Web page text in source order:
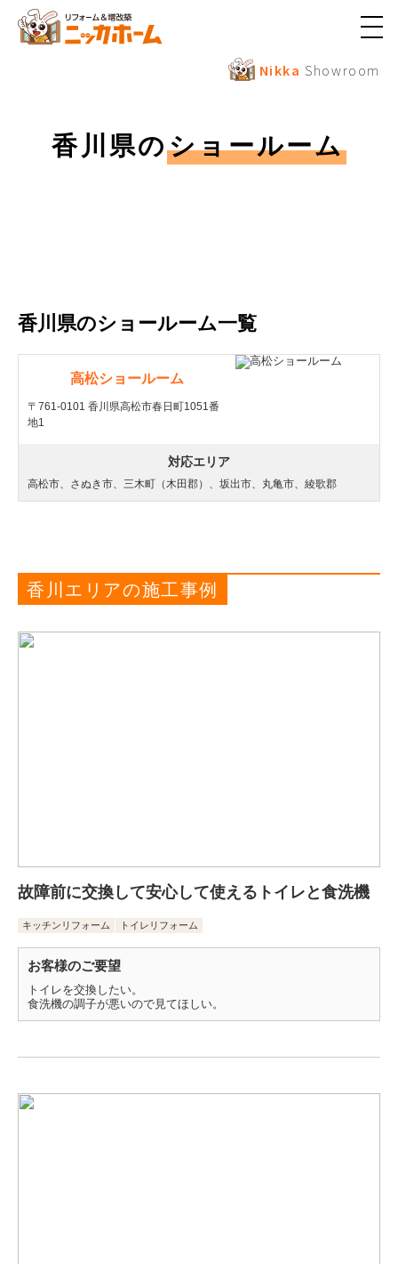
メ
ュ
Nikka Showroom
香川県のショールーム
香川県のショールーム一覧
高松ショールーム
〒761-0101 香川県高松市春日町1051番
地1
対応エリア
高松市、さぬき市、三木町（木田郡）、坂出市、丸亀市、綾歌郡
香川エリアの施工事例
故障前に交換して安心して使えるトイレと食洗機
キッチンリフォーム トイレリフォーム
お客様のご要望
トイレを交換したい。
食洗機の調子が悪いので見てほしい。